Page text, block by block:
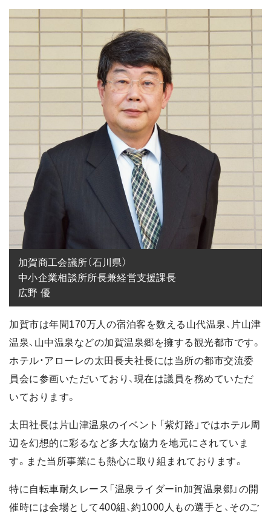
加賀商工会議所（石川県）
中小企業相談所所長兼経営支援課長
広野 優
加賀市は年間170万人の宿泊客を数える山代温泉、片山津
温泉、山中温泉などの加賀温泉郷を擁する観光都市です。
ホテル・アローレの太田長夫社長には当所の都市交流委
員会に参画いただいており、現在は議員を務めていただ
いております。
太田社長は片山津温泉のイベント「紫灯路」ではホテル周
辺を幻想的に彩るなど多大な協力を地元にされていま
す。また当所事業にも熱心に取り組まれております。
特に自転車耐久レース「温泉ライダーin加賀温泉郷」の開
催時には会場として400組、約1000人もの選手と、そのご